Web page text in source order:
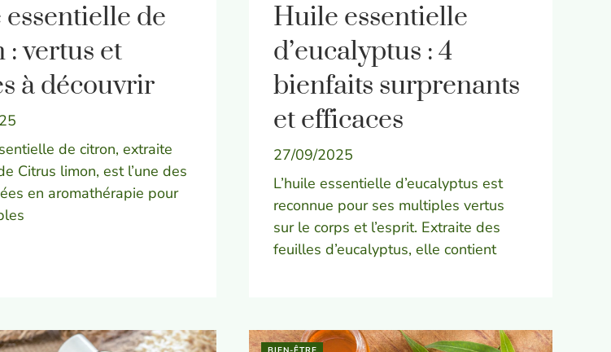
de
: vertus et
à découvrir
de citron, extraite
Citrus limon, est l’une des
en aromathérapie pour
Huile essentielle
d’eucalyptus : 4
bienfaits surprenants
et efficaces
27/09/2025
L’huile essentielle d’eucalyptus est
reconnue pour ses multiples vertus
sur le corps et l’esprit. Extraite des
feuilles d’eucalyptus, elle contient